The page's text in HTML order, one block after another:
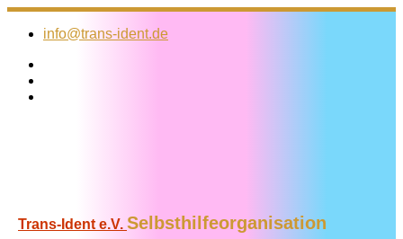
Zum
Inhalt
info@trans-ident.de
Trans-Ident e.V. Selbsthilfeorganisation